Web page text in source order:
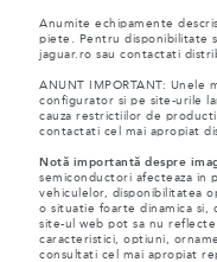
Anumite echipamente
piete. Pentru disponibilitate
jaguar.ro sau contactati
ANUNT IMPORTANT: Unele
configurator si pe site-urile
cauza restrictiilor de
contactati cel mai apropiat
Notă importantă despre
semiconductori afecteaza in
vehiculelor, disponibilitatea
o situatie foarte dinamica si,
site-ul web pot sa nu
caracteristici, optiuni,
consultati cel mai apropiat